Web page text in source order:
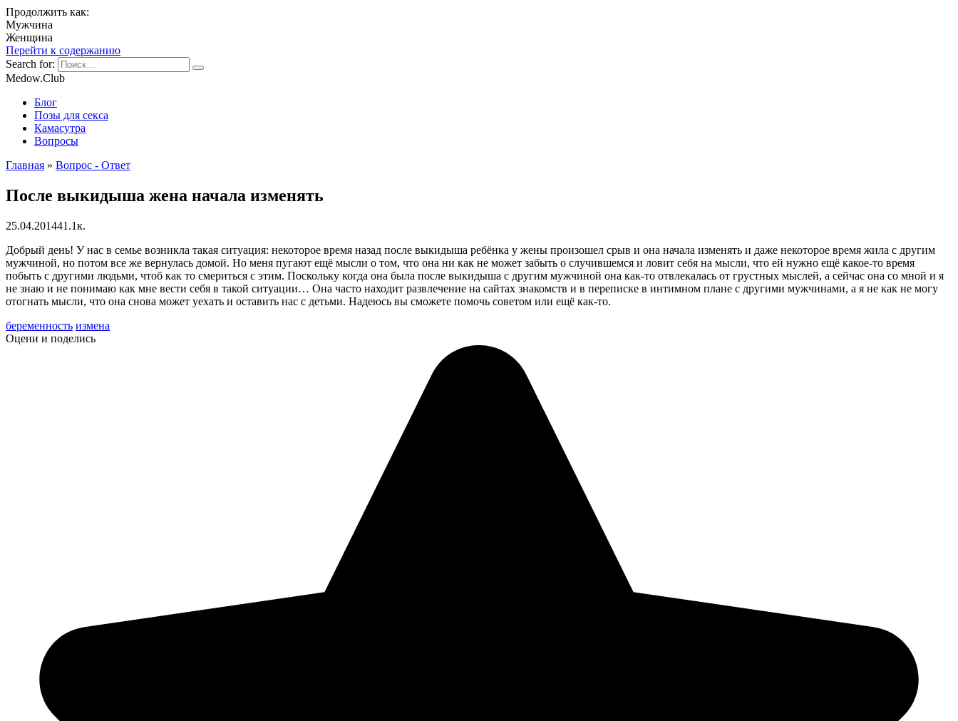
Продолжить как:
Мужчина
Женщина
Перейти к содержанию
Search for:
Medow.Club
Блог
Позы для секса
Камасутра
Вопросы
Главная » Вопрос - Ответ
После выкидыша жена начала изменять
25.04.201441.1к.
Добрый день! У нас в семье возникла такая ситуация: некоторое время назад после выкидыша ребёнка у жены произошел срыв и она начала изменять и даже некоторое время жила с другим
мужчиной, но потом все же вернулась домой. Но меня пугают ещё мысли о том, что она ни как не может забыть о случившемся и ловит себя на мысли, что ей нужно ещё какое-то время
побыть с другими людьми, чтоб как то смериться с этим. Поскольку когда она была после выкидыша с другим мужчиной она как-то отвлекалась от грустных мыслей, а сейчас она со мной и я
не знаю и не понимаю как мне вести себя в такой ситуации… Она часто находит развлечение на сайтах знакомств и в переписке в интимном плане с другими мужчинами, а я не как не могу
отогнать мысли, что она снова может уехать и оставить нас с детьми. Надеюсь вы сможете помочь советом или ещё как-то.
беременность измена
Оцени и поделись